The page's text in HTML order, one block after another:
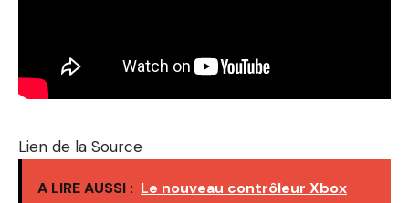
Lien de la Source
A LIRE AUSSI : Le nouveau contrôleur Xbox